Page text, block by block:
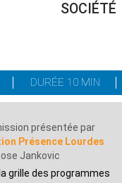
SOCIÉTÉ
DURÉE 10 MIN
présentée par
Présence Lourdes
Jankovic
grille des programmes